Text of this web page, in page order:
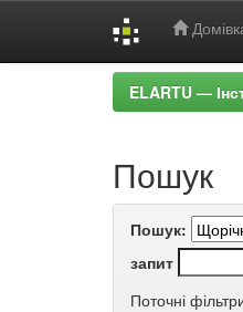
ELARTU —
Пошук
Пошук:
запит
Поточні